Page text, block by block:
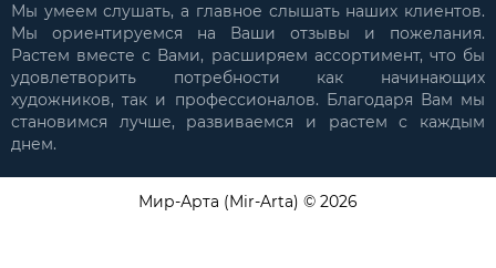
Мы умеем слушать, а главное слышать наших клиентов.
Мы ориентируемся на Ваши отзывы и пожелания.
Растем вместе с Вами, расширяем ассортимент, что бы
удовлетворить потребности как начинающих
художников, так и профессионалов. Благодаря Вам мы
становимся лучше, развиваемся и растем с каждым
днем.
Мир-Арта (Mir-Arta) © 2026